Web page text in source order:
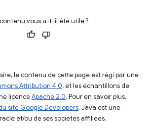
vous a-t-il été utile ?
le contenu de cette page est régi par une
Attribution 4.0, et les échantillons de
licenceApache 2.0. Pour en savoir plus,
site Google Developers. Java est une
et/ou de ses sociétés affiliées.